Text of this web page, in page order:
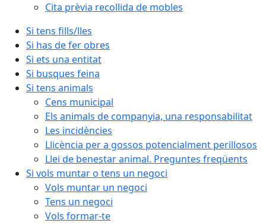
Cita prèvia recollida de mobles
Si tens fills/lles
Si has de fer obres
Si ets una entitat
Si busques feina
Si tens animals
Cens municipal
Els animals de companyia, una responsabilitat
Les incidències
Llicència per a gossos potencialment perillosos
Llei de benestar animal. Preguntes freqüents
Si vols muntar o tens un negoci
Vols muntar un negoci
Tens un negoci
Vols formar-te